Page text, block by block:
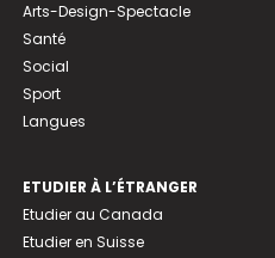
Arts-Design-Spectacle
Santé
Social
Sport
Langues
ETUDIER À L’ÉTRANGER
Etudier au Canada
Etudier en Suisse